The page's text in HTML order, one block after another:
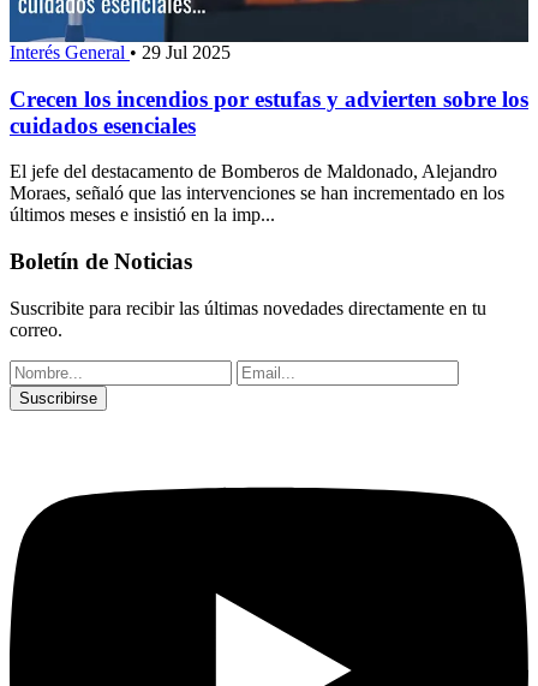
Interés General • 29 Jul 2025
Crecen los incendios por estufas y advierten sobre los
cuidados esenciales
El jefe del destacamento de Bomberos de Maldonado, Alejandro
Moraes, señaló que las intervenciones se han incrementado en los
últimos meses e insistió en la imp...
Boletín de Noticias
Suscribite para recibir las últimas novedades directamente en tu
correo.
Suscribirse